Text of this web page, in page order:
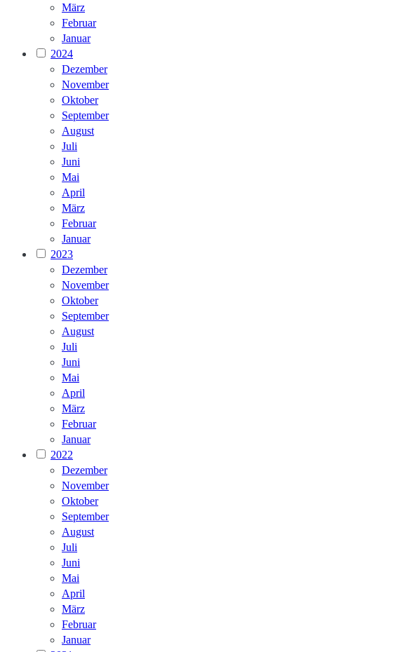
März
Februar
Januar
2024
Dezember
November
Oktober
September
August
Juli
Juni
Mai
April
März
Februar
Januar
2023
Dezember
November
Oktober
September
August
Juli
Juni
Mai
April
März
Februar
Januar
2022
Dezember
November
Oktober
September
August
Juli
Juni
Mai
April
März
Februar
Januar